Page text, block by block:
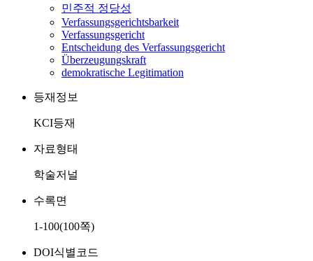
민주적 정당성
Verfassungsgerichtsbarkeit
Verfassungsgericht
Entscheidung des Verfassungsgericht
Überzeugungskraft
demokratische Legitimation
등재정보
KCI등재
자료형태
학술저널
수록면
1-100(100쪽)
DOI식별코드